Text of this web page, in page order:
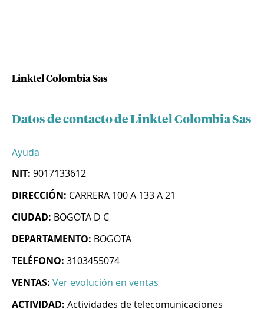
Linktel Colombia Sas
Datos de contacto de Linktel Colombia Sas
Ayuda
NIT: 9017133612
DIRECCIÓN: CARRERA 100 A 133 A 21
CIUDAD: BOGOTA D C
DEPARTAMENTO: BOGOTA
TELÉFONO: 3103455074
VENTAS: Ver evolución en ventas
ACTIVIDAD: Actividades de telecomunicaciones